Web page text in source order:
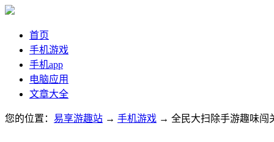
首页
手机游戏
手机app
电脑应用
文章大全
您的位置： 易享游趣站 → 手机游戏 → 全民大扫除手游趣味闯